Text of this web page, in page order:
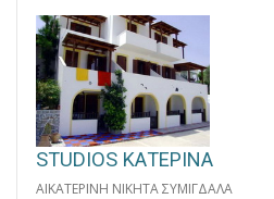
STUDIOS ΚΑΤΕΡΙΝΑ
ΑΙΚΑΤΕΡΙΝΗ ΝΙΚΗΤΑ ΣΥΜΙΓΔΑΛΑ